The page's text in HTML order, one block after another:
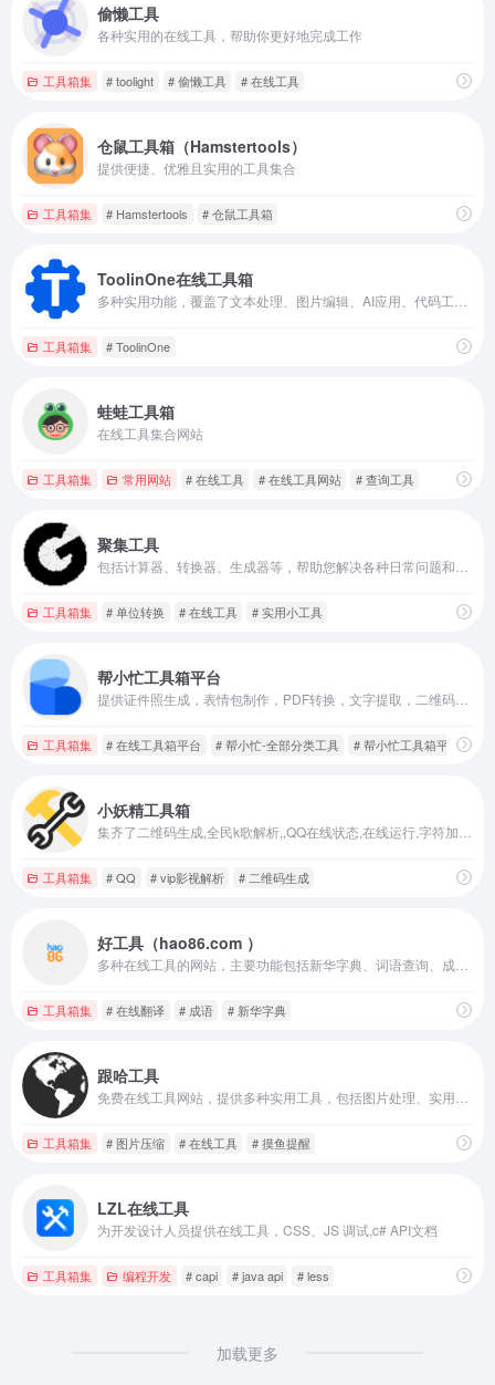
偷懒工具
各种实用的在线工具，帮助你更好地完成工作
工具箱集 # toolight # 偷懒工具 # 在线工具
仓鼠工具箱（Hamstertools）
提供便捷、优雅且实用的工具集合
工具箱集 # Hamstertools # 仓鼠工具箱
ToolinOne在线工具箱
工具箱集 # ToolinOne
蛙蛙工具箱
在线工具集合网站
工具箱集 常用网站 # 在线工具 # 在线工具网站 # 查询工具
聚集工具
工具箱集 # 单位转换 # 在线工具 # 实用小工具
帮小忙工具箱平台
工具箱集 # 在线工具箱平台 # 帮小忙-全部分类工具 # 帮小忙工具箱平台
小妖精工具箱
工具箱集 # QQ # vip影视解析 # 二维码生成
好工具（hao86.com ）
工具箱集 # 在线翻译 # 成语 # 新华字典
跟哈工具
工具箱集 # 图片压缩 # 在线工具 # 摸鱼提醒
LZL在线工具
为开发设计人员提供在线工具，CSS、JS 调试,c# API文档
工具箱集 编程开发 # capi # java api # less
加载更多